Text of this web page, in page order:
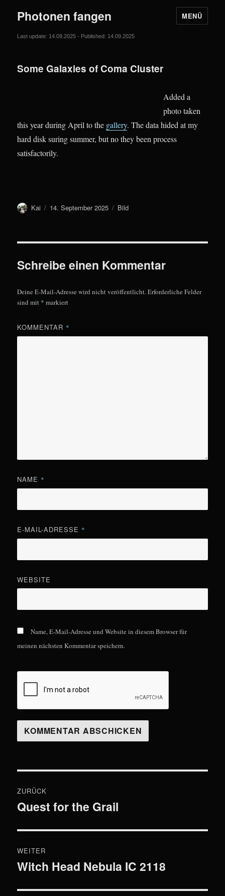
Photonen fangen MENÜ
Last update: 14.09.2025 - Published: 14.09.2025
Some Galaxies of Coma Cluster
Added a
photo taken
this year during April to the gallery. The data hided at my
hard disk suring summer, but no they been process
satisfactorily.
Autor
Kai
Veröffentlicht
14. September 2025 Format
Bild
Schreibe einen Kommentar
Deine E-Mail-Adresse wird nicht veröffentlicht.Erforderliche Felder
sind mit * markiert
KOMMENTAR *
NAME *
E-MAIL-ADRESSE *
WEBSITE
Name, E-Mail-Adresse und Website in diesem Browser für
meinen nächsten Kommentar speichern.
ZURÜCK
Vorheriger
Quest for the Grail
WEITER
Nächster
Witch Head Nebula IC 2118